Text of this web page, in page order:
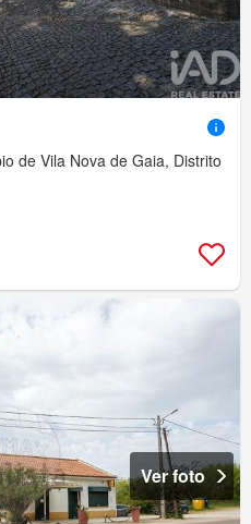
de Vila Nova de Gaia, Distrito
Ver foto